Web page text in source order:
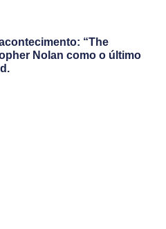
“The
Nolan como o último